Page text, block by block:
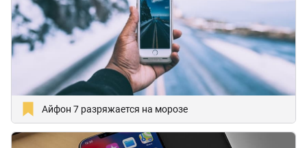
Айфон 7 разряжается на морозе